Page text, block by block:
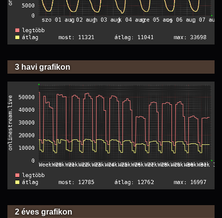
3 havi grafikon
2 éves grafikon